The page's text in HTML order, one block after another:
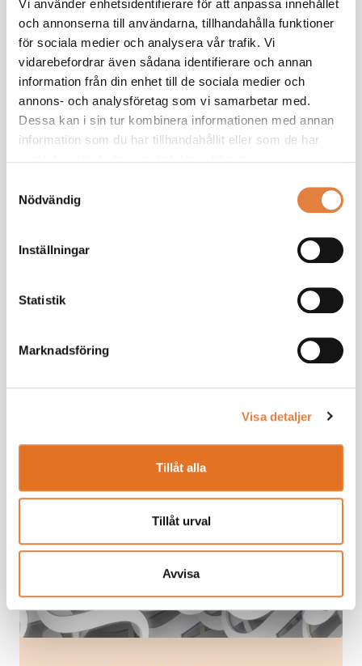
Vi använder enhetsidentifierare för att anpassa innehållet
och annonserna till användarna, tillhandahålla funktioner
för sociala medier och analysera vår trafik. Vi
vidarebefordrar även sådana identifierare och annan
information från din enhet till de sociala medier och
annons- och analysföretag som vi samarbetar med.
Dessa kan i sin tur kombinera informationen med annan
information som du har tillhandahållit eller som de har
Nödvändig
Inställningar
Statistik
Marknadsföring
Visa detaljer
Tillåt alla
Tillåt urval
Avvisa
Trädgårdsstäder och hållbarhet LCA
känslighetsanalys - 2020
Trädgårdsstäder variationer av planering - 2021
Trädgårdsstäder vs kompakta städer
kompletteringar - 2021
2021